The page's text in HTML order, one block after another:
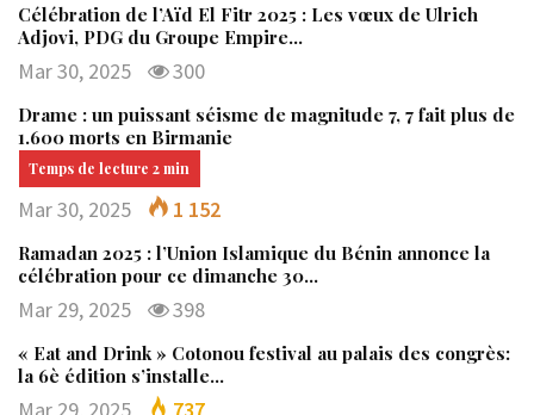
Célébration de l’Aïd El Fitr 2025 : Les vœux de Ulrich
Adjovi, PDG du Groupe Empire…
Mar 30, 2025 300
Drame : un puissant séisme de magnitude 7, 7 fait plus de
1.600 morts en Birmanie
Mar 30, 2025 1 152
Ramadan 2025 : l’Union Islamique du Bénin annonce la
célébration pour ce dimanche 30…
Mar 29, 2025 398
« Eat and Drink » Cotonou festival au palais des congrès:
la 6è édition s’installe…
Mar 29, 2025 737